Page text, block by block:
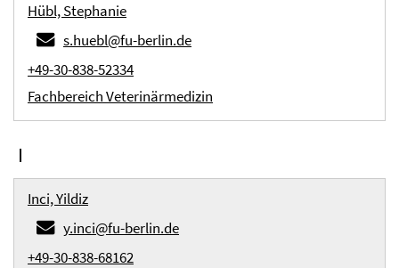
Hübl, Stephanie
s.huebl@fu-berlin.de
+49-30-838-52334
Fachbereich Veterinärmedizin
I
Inci, Yildiz
y.inci@fu-berlin.de
+49-30-838-68162